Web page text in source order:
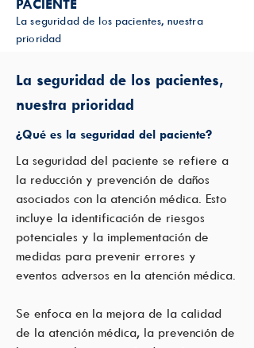
La seguridad de los pacientes, nuestra
prioridad
PACIENTE
La seguridad de los pacientes,
nuestra prioridad
¿Qué es la seguridad del paciente?
La seguridad del paciente se refiere a
la reducción y prevención de daños
asociados con la atención médica. Esto
incluye la identificación de riesgos
potenciales y la implementación de
medidas para prevenir errores y
eventos adversos en la atención médica.
Se enfoca en la mejora de la calidad
de la atención médica, la prevención de